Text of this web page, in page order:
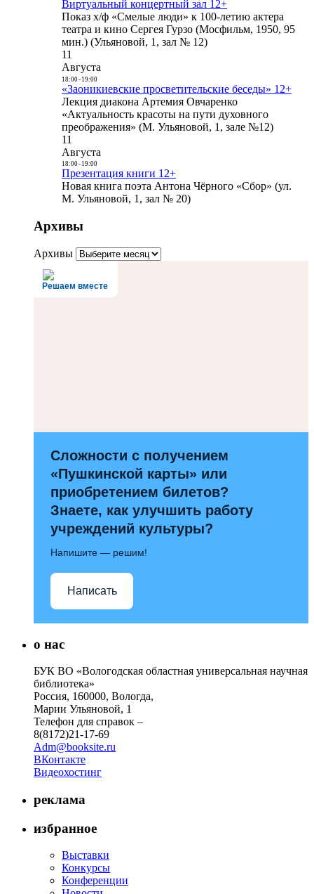
Виртуальный концертный зал 12+
Показ х/ф «Смелые люди» к 100-летию актера
театра и кино Сергея Гурзо (Мосфильм, 1950, 95
мин.) (Ульяновой, 1, зал № 12)
11
Августа
18:00- 19:00
«Заоникиевские просветительские беседы» 12+
Лекция диакона Артемия Овчаренко
«Актуальность красоты на пути духовного
преображения» (М. Ульяновой, 1, зале №12)
11
Августа
18:00- 19:00
Презентация книги 12+
Новая книга поэта Антона Чёрного «Сбор» (ул.
М. Ульяновой, 1, зал № 20)
Архивы
Архивы
Решаем вместе
Сложности с получением
«Пушкинской карты» или
приобретением билетов?
Знаете, как улучшить работу
учреждений культуры?
Напишите — решим!
Написать
о нас
БУК ВО «Вологодская областная универсальная научная
библиотека»
Россия, 160000, Вологда,
Марии Ульяновой, 1
Телефон для справок –
8(8172)21-17-69
Adm@booksite.ru
ВКонтакте
Видеохостинг
реклама
избранное
Выставки
Конкурсы
Конференции